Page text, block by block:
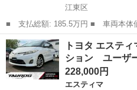
江東区
■ 支払総額: 185.5万円 ■ 車両本体価格： 1,680,000 円 ■ メーカ
ー名： トヨタ ■ 車種名： エス
ス 衝突被害軽減 整備記録簿 ナ
ラ ＥＳ...
東京 江東区 エスティマ
トヨタ エステ
ション ユーザ
228,000円
エスティマ